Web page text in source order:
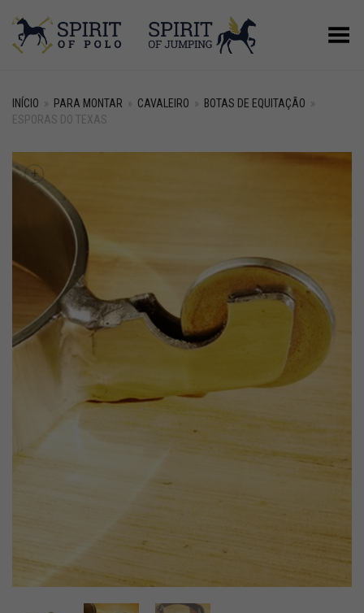
Alternar Menu
INÍCIO » PARA MONTAR » CAVALEIRO » BOTAS DE EQUITAÇÃO »
ESPORAS DO TEXAS
+